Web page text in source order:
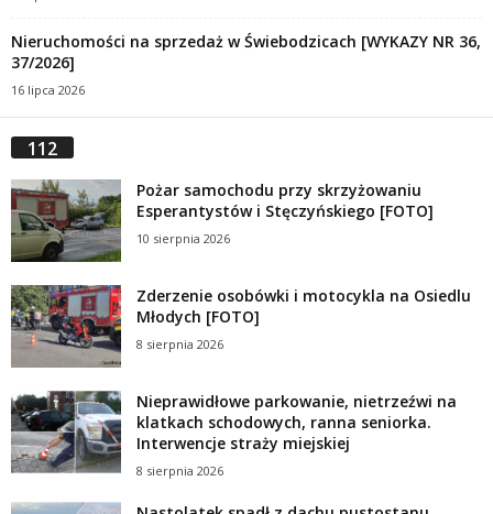
Nieruchomości na sprzedaż w Świebodzicach [WYKAZY NR 36,
37/2026]
16 lipca 2026
112
Pożar samochodu przy skrzyżowaniu
Esperantystów i Stęczyńskiego [FOTO]
10 sierpnia 2026
Zderzenie osobówki i motocykla na Osiedlu
Młodych [FOTO]
8 sierpnia 2026
Nieprawidłowe parkowanie, nietrzeźwi na
klatkach schodowych, ranna seniorka.
Interwencje straży miejskiej
8 sierpnia 2026